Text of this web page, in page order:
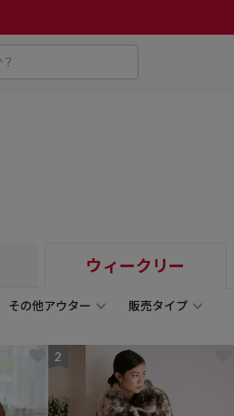
ウィークリー
その他アウター 販売タイプ
2